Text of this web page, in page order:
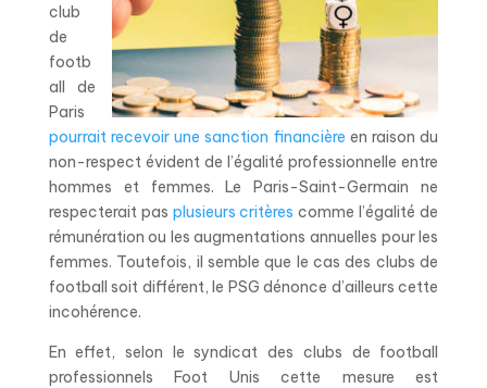
club
de
footb
all de
Paris
pourrait recevoir une sanction financière en raison du
non-respect évident de l’égalité professionnelle entre
hommes et femmes. Le Paris-Saint-Germain ne
respecterait pas plusieurs critères comme l’égalité de
rémunération ou les augmentations annuelles pour les
femmes. Toutefois, il semble que le cas des clubs de
football soit différent, le PSG dénonce d’ailleurs cette
incohérence.
En effet, selon le syndicat des clubs de football
professionnels Foot Unis cette mesure est